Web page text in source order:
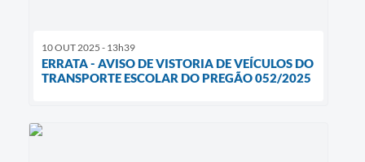
10 OUT 2025 - 13h39
ERRATA - AVISO DE VISTORIA DE VEÍCULOS DO
TRANSPORTE ESCOLAR DO PREGÃO 052/2025